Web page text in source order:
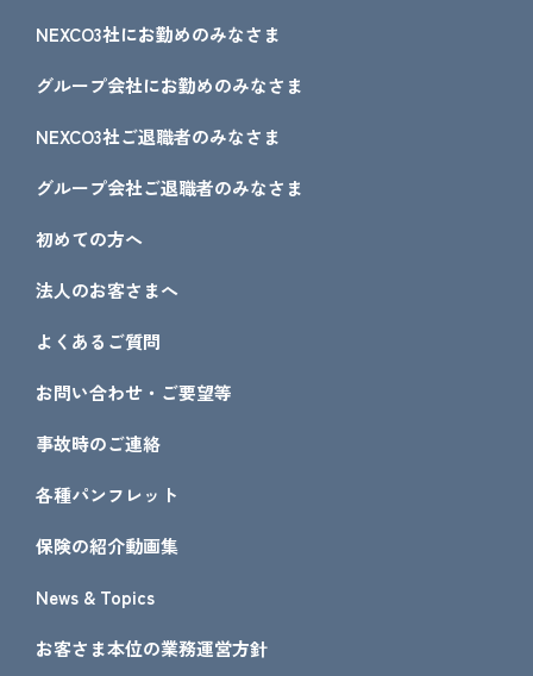
NEXCO3社にお勤めのみなさま
グループ会社にお勤めのみなさま
NEXCO3社ご退職者のみなさま
グループ会社ご退職者のみなさま
初めての方へ
法人のお客さまへ
よくあるご質問
お問い合わせ・ご要望等
事故時のご連絡
各種パンフレット
保険の紹介動画集
News & Topics
お客さま本位の業務運営方針